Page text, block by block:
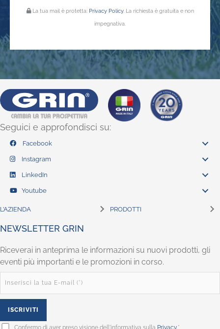
La tua mail è protetta: Privacy Policy. La richiesta è gratuita e non
impegnativa.
Seguici e approfondisci su:
Facebook
Instagram
LinkedIn
Youtube
L’AZIENDA PRODOTTI
NEWSLETTER GRIN
Riceverai in anteprima le informazioni su nuovi prodotti, gli
eventi più importanti e le promozioni in corso.
Confermo di aver preso visione dell'informativa sulla Privacy.*